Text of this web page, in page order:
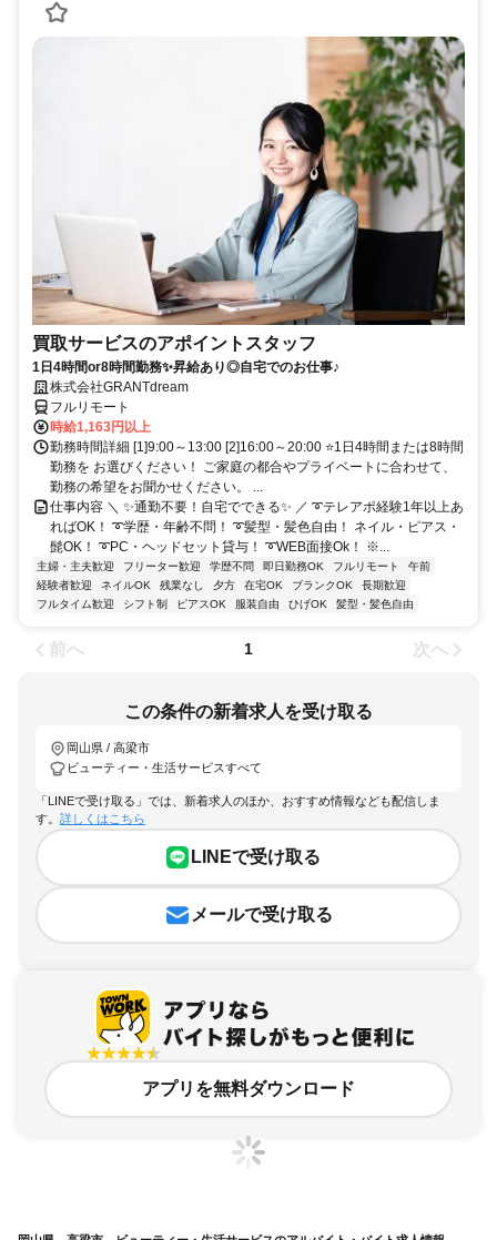
買取サービスのアポイントスタッフ
1日4時間or8時間勤務✨昇給あり◎自宅でのお仕事♪
株式会社GRANTdream
フルリモート
時給1,163円以上
勤務時間詳細 [1]9:00～13:00 [2]16:00～20:00 ⭐1日4時間または8時間
勤務を お選びください！ ご家庭の都合やプライベートに合わせて、
勤務の希望をお聞かせください。 ...
仕事内容 ＼ ✨通勤不要！自宅でできる✨ ／ ➰テレアポ経験1年以上あ
ればOK！ ➰学歴・年齢不問！ ➰髪型・髪色自由！ ネイル・ピアス・
髭OK！ ➰PC・ヘッドセット貸与！ ➰WEB面接Ok！ ※...
主婦・主夫歓迎 フリーター歓迎 学歴不問 即日勤務OK フルリモート
午前
経験者歓迎
ネイルOK 残業なし 夕方 在宅OK ブランクOK
長期歓迎
フルタイム歓迎
シフト制 ピアスOK 服装自由 ひげOK 髪型・髪色自由
前へ 1 次へ
この条件の新着求人を受け取る
岡山県 / 高梁市
ビューティー・生活サービスすべて
「LINEで受け取る」では、新着求人のほか、おすすめ情報なども配信しま
す。 詳しくはこちら
LINEで受け取る
メールで受け取る
アプリを無料ダウンロード